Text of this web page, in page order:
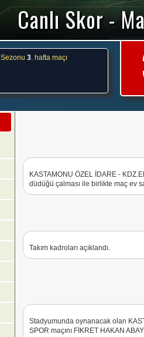
Canlı Skor -
Sezonu 3. hafta maçı
KASTAMONU ÖZEL İDARE -
düdüğü çalması ile birlikte maç ev
Takım kadroları açıklandı.
Stadyumunda oynanacak olan
SPOR maçını FİKRET HAKAN